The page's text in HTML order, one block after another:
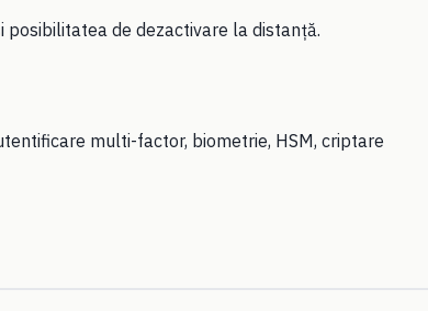
posibilitatea de dezactivare la distanță.
multi-factor, biometrie, HSM, criptare